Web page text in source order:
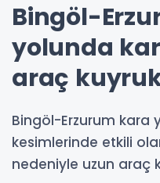
Bingöl-
yolunda
araç
Bingöl-Erzurum kara
kesimlerinde etkili
nedeniyle uzun araç